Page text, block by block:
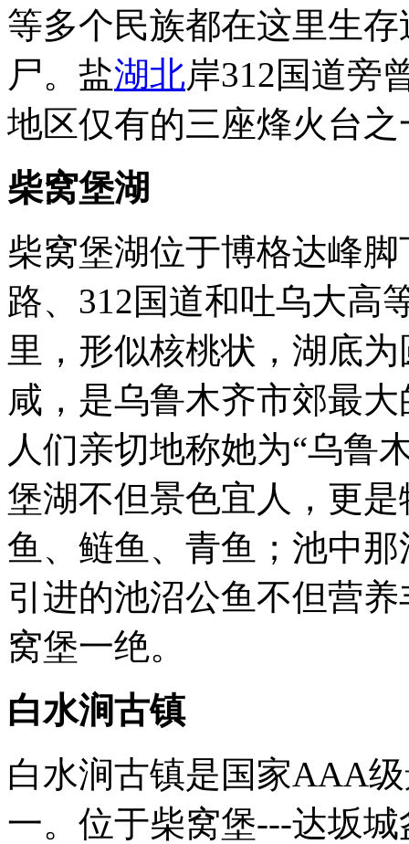
等多个民族都在这里生
尸。盐湖北岸312国道旁
地区仅有的三座烽火台之
柴窝堡湖
柴窝堡湖位于博格达峰
路、312国道和吐乌大高
里，形似核桃状，湖底
咸，是乌鲁木齐市郊最
人们亲切地称她为“乌鲁
堡湖不但景色宜人，更
鱼、鲢鱼、青鱼；池中
引进的池沼公鱼不但营
窝堡一绝。
白水涧古镇
白水涧古镇是国家AAA
一。位于柴窝堡---达坂